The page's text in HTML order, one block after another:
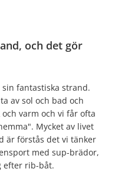
och det gör
sin fantastiska strand.
av sol och bad och
varm och vi får ofta
Mycket av livet
är förstås det vi tänker
med sup-brädor,
efter rib-båt.